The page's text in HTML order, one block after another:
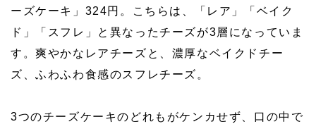
ーズケーキ」324円。こちらは、「レア」「ベイク
ド」「スフレ」と異なったチーズが3層になっていま
す。爽やかなレアチーズと、濃厚なベイクドチー
ズ、ふわふわ食感のスフレチーズ。
3つのチーズケーキのどれもがケンカせず、口の中で